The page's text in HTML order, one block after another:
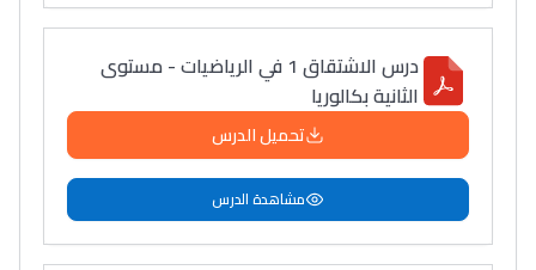
فمنظّمة دولية
مهنة التّرجمة، العمل
التّطوّعي، التّشبيك و
أشياء أخرى مع مامودو
سامورا
بطلة المغرب فالقفز
الطولي، ملاك البردع
كتحكي على تجربتها
درس الاشتقاق 1 في الرياضيات - مستوى
الثانية بكالوريا
تحميل الدرس
مشاهدة الدرس